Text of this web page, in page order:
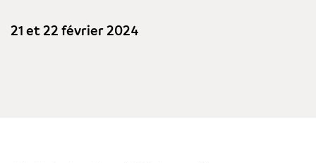
21 et 22 février 2024